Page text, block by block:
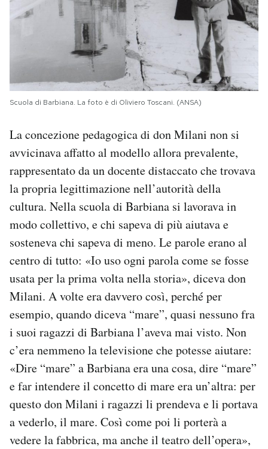
Scuola di Barbiana. La foto è di Oliviero Toscani. (ANSA)
La concezione pedagogica di don Milani non si
avvicinava affatto al modello allora prevalente,
rappresentato da un docente distaccato che trovava
la propria legittimazione nell’autorità della
cultura. Nella scuola di Barbiana si lavorava in
modo collettivo, e chi sapeva di più aiutava e
sosteneva chi sapeva di meno. Le parole erano al
centro di tutto: «Io uso ogni parola come se fosse
usata per la prima volta nella storia», diceva don
Milani. A volte era davvero così, perché per
esempio, quando diceva “mare”, quasi nessuno fra
i suoi ragazzi di Barbiana l’aveva mai visto. Non
c’era nemmeno la televisione che potesse aiutare:
«Dire “mare” a Barbiana era una cosa, dire “mare”
e far intendere il concetto di mare era un’altra: per
questo don Milani i ragazzi li prendeva e li portava
a vederlo, il mare. Così come poi li porterà a
vedere la fabbrica, ma anche il teatro dell’opera»,